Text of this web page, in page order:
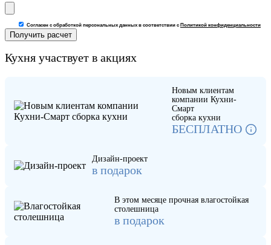
Согласен с обработкой персональных данных в соответствии с Политикой конфиденциальности
Кухня участвует в акциях
Новым клиентам
компании Кухни-
Смарт
сборка кухни
БЕСПЛАТНО
Дизайн-проект
в подарок
В этом месяце прочная влагостойкая
столешница
в подарок